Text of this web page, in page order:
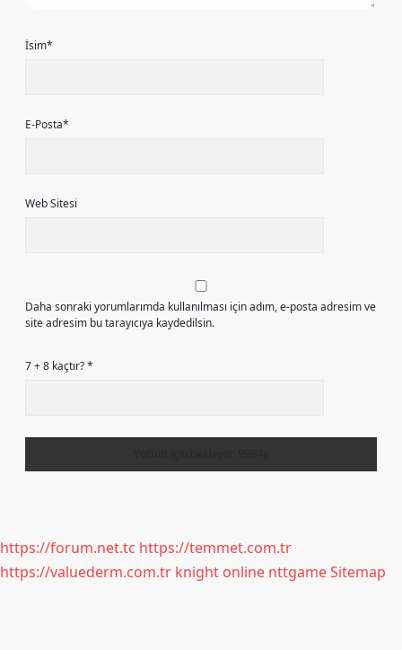
İsim*
E-Posta*
Web Sitesi
Daha sonraki yorumlarımda kullanılması için adım, e-posta adresim ve
site adresim bu tarayıcıya kaydedilsin.
7 + 8 kaçtır?*
https://forum.net.tc https://temmet.com.tr
https://valuederm.com.tr knight online nttgameSitemap